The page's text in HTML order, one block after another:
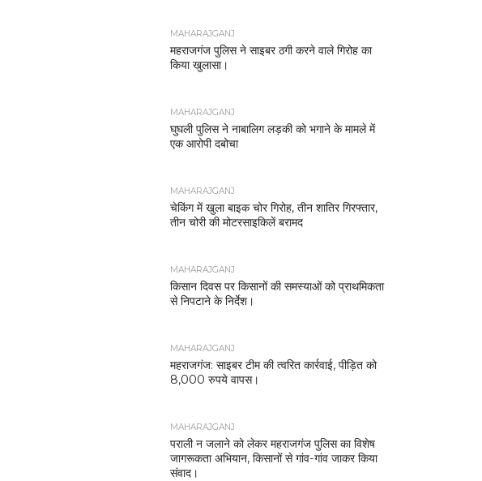
MAHARAJGANJ
महराजगंज पुलिस ने साइबर ठगी करने वाले गिरोह का
किया खुलासा।
MAHARAJGANJ
घुघली पुलिस ने नाबालिग लड़की को भगाने के मामले में
एक आरोपी दबोचा
MAHARAJGANJ
चेकिंग में खुला बाइक चोर गिरोह, तीन शातिर गिरफ्तार,
तीन चोरी की मोटरसाइकिलें बरामद
MAHARAJGANJ
किसान दिवस पर किसानों की समस्याओं को प्राथमिकता
से निपटाने के निर्देश।
MAHARAJGANJ
महराजगंज: साइबर टीम की त्वरित कार्रवाई, पीड़ित को
8,000 रुपये वापस।
MAHARAJGANJ
पराली न जलाने को लेकर महराजगंज पुलिस का विशेष
जागरूकता अभियान, किसानों से गांव-गांव जाकर किया
संवाद।